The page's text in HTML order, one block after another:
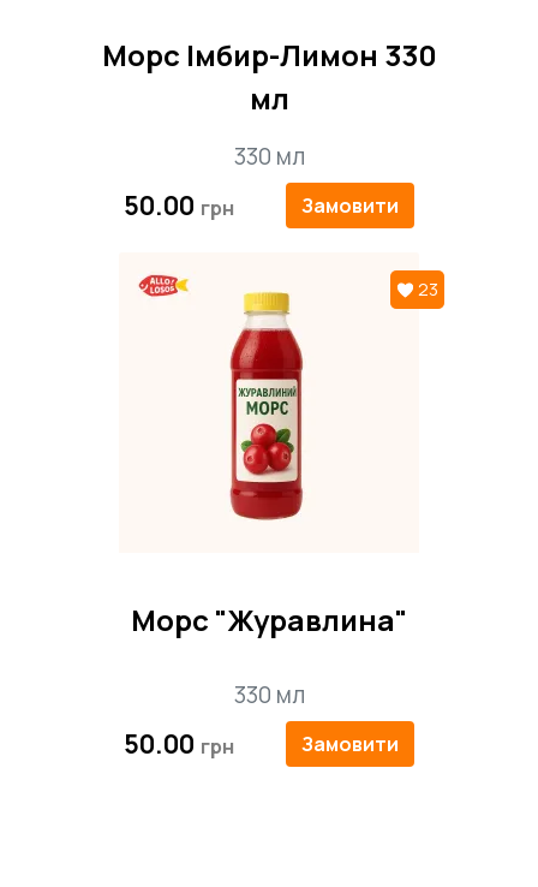
Морс Імбир-Лимон 330
мл
330 мл
50.00 Замовити
23
Морс "Журавлина"
330 мл
50.00 Замовити